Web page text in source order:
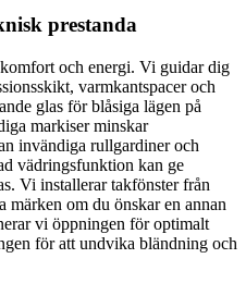
prestanda
och energi. Vi guidar dig
varmkantspacer och
glas för blåsiga lägen på
markiser minskar
invändiga rullgardiner och
vädringsfunktion kan ge
Vi installerar takfönster från
märken om du önskar en annan
vi öppningen för optimalt
för att undvika bländning och